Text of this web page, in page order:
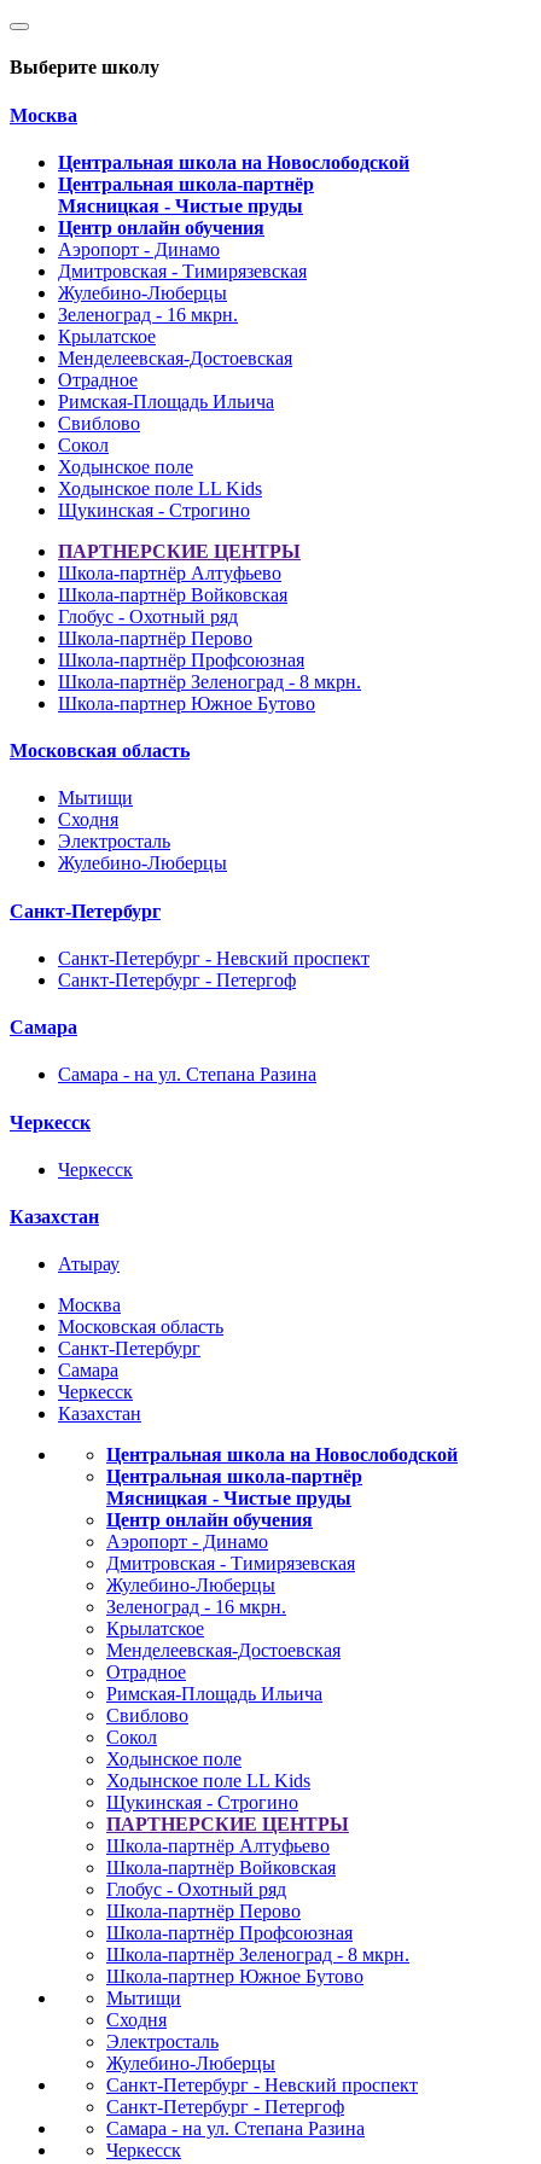
Выберите школу
Москва
Центральная школа на Новослободской
Центральная школа-партнёр
Мясницкая - Чистые пруды
Центр онлайн обучения
Аэропорт - Динамо
Дмитровская - Тимирязевская
Жулебино-Люберцы
Зеленоград - 16 мкрн.
Крылатское
Менделеевская-Достоевская
Отрадное
Римская-Площадь Ильича
Свиблово
Сокол
Ходынское поле
Ходынское поле LL Kids
Щукинская - Строгино
ПАРТНЕРСКИЕ ЦЕНТРЫ
Школа-партнёр Алтуфьево
Школа-партнёр Войковская
Глобус - Охотный ряд
Школа-партнёр Перово
Школа-партнёр Профсоюзная
Школа-партнёр Зеленоград - 8 мкрн.
Школа-партнер Южное Бутово
Московская область
Мытищи
Сходня
Электросталь
Жулебино-Люберцы
Санкт-Петербург
Санкт-Петербург - Невский проспект
Санкт-Петербург - Петергоф
Самара
Самара - на ул. Степана Разина
Черкесск
Черкесск
Казахстан
Атырау
Москва
Московская область
Санкт-Петербург
Самара
Черкесск
Казахстан
Центральная школа на Новослободской
Центральная школа-партнёр
Мясницкая - Чистые пруды
Центр онлайн обучения
Аэропорт - Динамо
Дмитровская - Тимирязевская
Жулебино-Люберцы
Зеленоград - 16 мкрн.
Крылатское
Менделеевская-Достоевская
Отрадное
Римская-Площадь Ильича
Свиблово
Сокол
Ходынское поле
Ходынское поле LL Kids
Щукинская - Строгино
ПАРТНЕРСКИЕ ЦЕНТРЫ
Школа-партнёр Алтуфьево
Школа-партнёр Войковская
Глобус - Охотный ряд
Школа-партнёр Перово
Школа-партнёр Профсоюзная
Школа-партнёр Зеленоград - 8 мкрн.
Школа-партнер Южное Бутово
Мытищи
Сходня
Электросталь
Жулебино-Люберцы
Санкт-Петербург - Невский проспект
Санкт-Петербург - Петергоф
Самара - на ул. Степана Разина
Черкесск